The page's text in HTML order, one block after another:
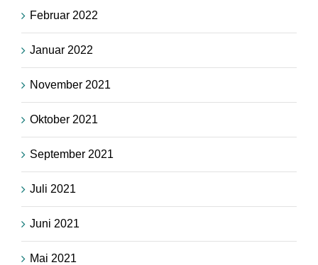
Februar 2022
Januar 2022
November 2021
Oktober 2021
September 2021
Juli 2021
Juni 2021
Mai 2021